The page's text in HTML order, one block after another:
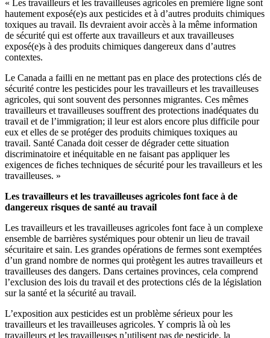
« Les travailleurs et les travailleuses agricoles en première ligne sont
hautement exposé(e)s aux pesticides et à d’autres produits chimiques
toxiques au travail. Ils devraient avoir accès à la même information
de sécurité qui est offerte aux travailleurs et aux travailleuses
exposé(e)s à des produits chimiques dangereux dans d’autres
contextes.
Le Canada a failli en ne mettant pas en place des protections clés de
sécurité contre les pesticides pour les travailleurs et les travailleuses
agricoles, qui sont souvent des personnes migrantes. Ces mêmes
travailleurs et travailleuses souffrent des protections inadéquates du
travail et de l’immigration; il leur est alors encore plus difficile pour
eux et elles de se protéger des produits chimiques toxiques au
travail. Santé Canada doit cesser de dégrader cette situation
discriminatoire et inéquitable en ne faisant pas appliquer les
exigences de fiches techniques de sécurité pour les travailleurs et les
travailleuses. »
Les travailleurs et les travailleuses agricoles font face à de
dangereux risques de santé au travail
Les travailleurs et les travailleuses agricoles font face à un complexe
ensemble de barrières systémiques pour obtenir un lieu de travail
sécuritaire et sain. Les grandes opérations de fermes sont exemptées
d’un grand nombre de normes qui protègent les autres travailleurs et
travailleuses des dangers. Dans certaines provinces, cela comprend
l’exclusion des lois du travail et des protections clés de la législation
sur la santé et la sécurité au travail.
L’exposition aux pesticides est un problème sérieux pour les
travailleurs et les travailleuses agricoles. Y compris là où les
travailleurs et les travailleuses n’utilisent pas de pesticide, la